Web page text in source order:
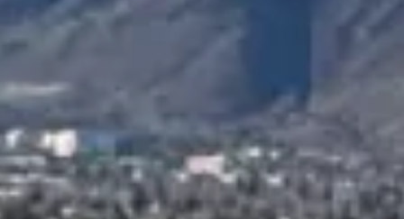
E Escapada Tours Chile
Guias profissionais · 26 anos
Olá! 👋 Sou a assistente virtual da Escapada Tours
Chile.